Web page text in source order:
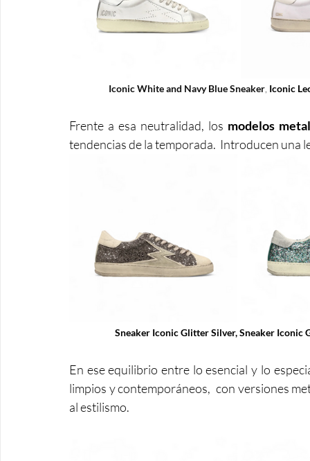
Iconic White and Navy Blue Sneaker, Iconic
Frente a esa neutralidad, los modelos
tendencias de la temporada.  Introducen una
Sneaker Iconic Glitter Silver, Sneaker Iconic
En ese equilibrio entre lo esencial y lo
limpios y contemporáneos,  con versiones
al estilismo.